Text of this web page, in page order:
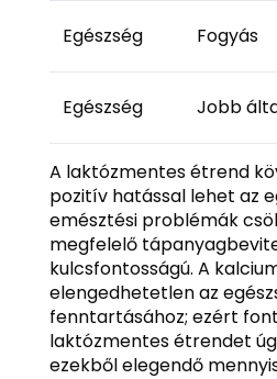
Egészség Fogyás
Egészség Jobb
A laktózmentes étrend
pozitív hatással lehet az
emésztési problémák
megfelelő
kulcsfontosságú. A
elengedhetetlen az
fenntartásához; ezért
laktózmentes étrendet
ezekből elegendő